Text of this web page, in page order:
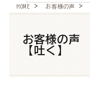
よくあるご質問
HOME お客様の声
お客様の
【吐く】